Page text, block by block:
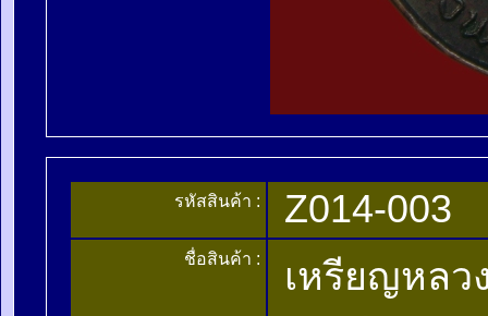
รหัสสินค้า : Z014-003
ชื่อสินค้า :
เหรียญหลว